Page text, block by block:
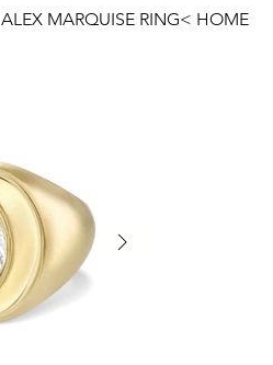
HOME
>
ALEX MARQUISE RING